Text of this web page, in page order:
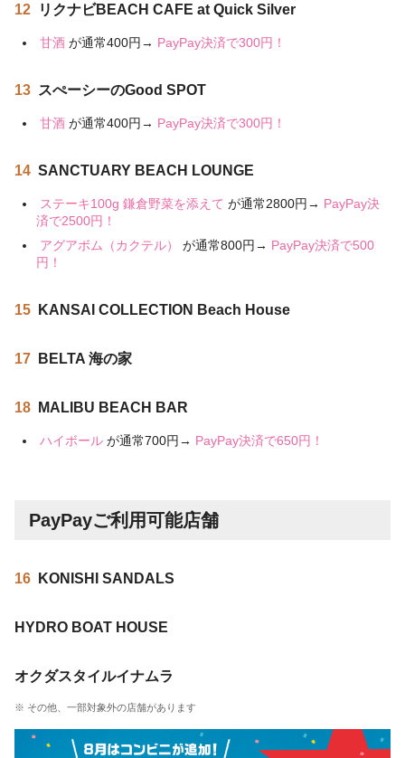
12 リクナビBEACH CAFE at Quick Silver
甘酒 が通常400円→ PayPay決済で300円！
13 スぺーシーのGood SPOT
甘酒 が通常400円→ PayPay決済で300円！
14 SANCTUARY BEACH LOUNGE
ステーキ100g 鎌倉野菜を添えて が通常2800円→ PayPay決
済で2500円！
アグアボム（カクテル）
が通常800円→ PayPay決済で500
円！
15 KANSAI COLLECTION Beach House
17 BELTA 海の家
18 MALIBU BEACH BAR
ハイボール が通常700円→ PayPay決済で650円！
PayPayご利用可能店舗
16 KONISHI SANDALS
HYDRO BOAT HOUSE
オクダスタイルイナムラ
※ その他、一部対象外の店舗があります